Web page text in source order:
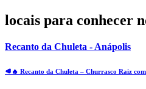
locais para conhecer
Recanto da Chuleta - Anápolis
🥩🔥 Recanto da Chuleta – Churrasco Raiz